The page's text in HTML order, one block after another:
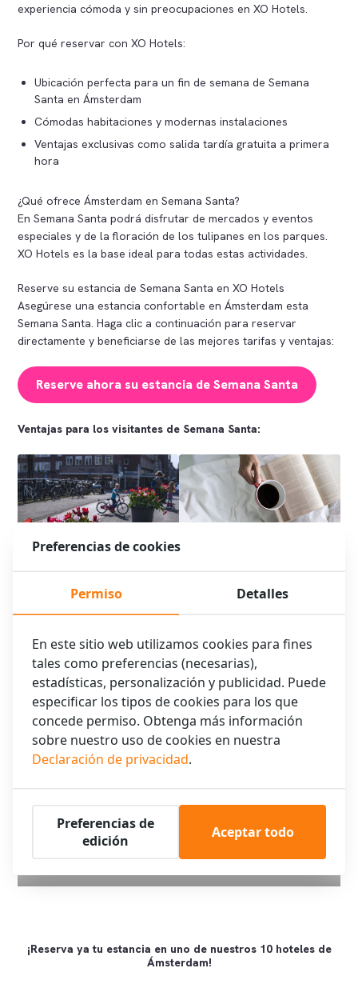
experiencia cómoda y sin preocupaciones en XO Hotels.
Por qué reservar con XO Hotels:
Ubicación perfecta para un fin de semana de Semana
Santa en Ámsterdam
Cómodas habitaciones y modernas instalaciones
Ventajas exclusivas como salida tardía gratuita a primera
hora
¿Qué ofrece Ámsterdam en Semana Santa?
En Semana Santa podrá disfrutar de mercados y eventos
especiales y de la floración de los tulipanes en los parques.
XO Hotels es la base ideal para todas estas actividades.
Reserve su estancia de Semana Santa en XO Hotels
Asegúrese una estancia confortable en Ámsterdam esta
Semana Santa. Haga clic a continuación para reservar
directamente y beneficiarse de las mejores tarifas y ventajas:
Reserve ahora su estancia de Semana Santa
Ventajas para los visitantes de Semana Santa:
Semana Santa
gratuita a primera hora
¡Reserva ya tu estancia en uno de nuestros 10 hoteles de
Ámsterdam!
Preferencias de cookies
Permiso Detalles
En este sitio web utilizamos cookies para fines
tales como preferencias (necesarias),
estadísticas, personalización y publicidad. Puede
especificar los tipos de cookies para los que
concede permiso. Obtenga más información
sobre nuestro uso de cookies en nuestra
Declaración de privacidad.
Preferencias de
edición
Aceptar todo